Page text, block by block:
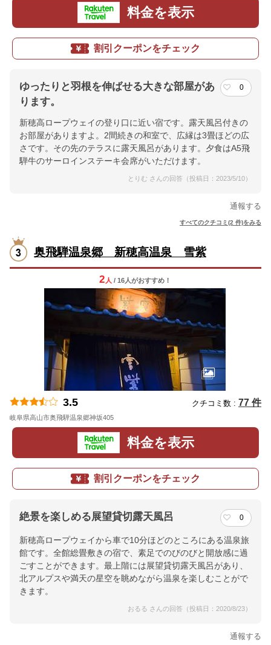
料金を表示
割引クーポンをチェック
ゆったりと羽根を伸ばせる大きな部屋があ
ります。
0
新穂高ロープウェイの登り口に近い宿です。露天風呂付きの
お部屋がありますよ。2間続きの和室で、広縁は3畳ほどの広
さです。その先のテラスに露天風呂があります。夕食はA5飛
騨牛のサーロインステーキ会席がいただけます。
とりむ さんの回答（投稿日：2023/5/10）
通報する
すべてのクチコミ(2 件)をみる
奥飛騨温泉郷 新穂高温泉 雪紫
2 人 / 16人がおすすめ！
3.5 クチコミ数 : 77 件
岐阜県高山市奥飛騨温泉郷神坂405
料金を表示
割引クーポンをチェック
絶景を楽しめる展望貸切露天風呂 0
新穂高ロープウェイから車で10分ほどのところにある温泉旅
館です。全館総畳敷きの宿で、素足でのびのびと開放感に過
ごすことができます。最上階には展望貸切露天風呂があり、
北アルプスや満天の星空を眺めながら温泉を楽しむことがで
きます。
おるる さんの回答（投稿日：2020/8/23）
通報する